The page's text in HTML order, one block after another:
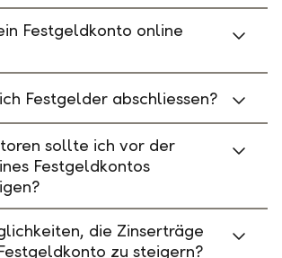
Festgeldkonto online
Festgelder abschliessen?
sollte ich vor der
Festgeldkontos
die Zinserträge
zu steigern?